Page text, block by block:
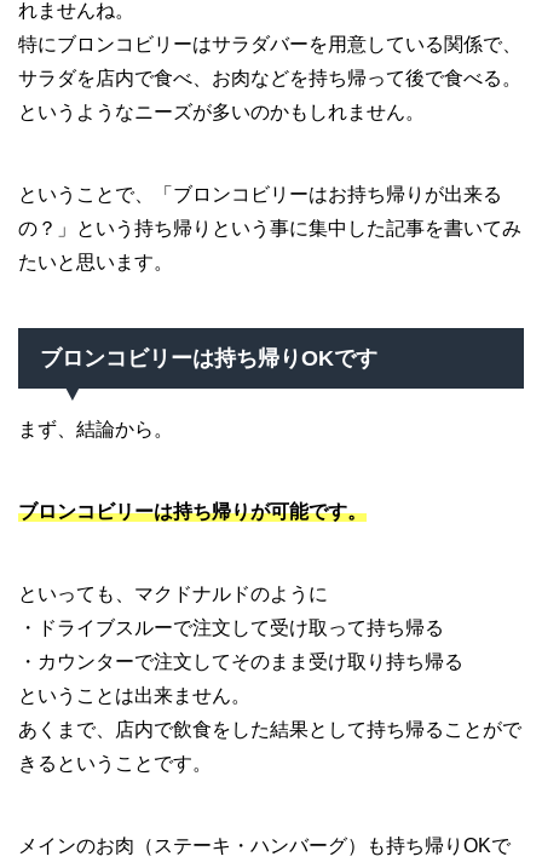
れませんね。
特にブロンコビリーはサラダバーを用意している関係で、
サラダを店内で食べ、お肉などを持ち帰って後で食べる。
というようなニーズが多いのかもしれません。
ということで、「ブロンコビリーはお持ち帰りが出来る
の？」という持ち帰りという事に集中した記事を書いてみ
たいと思います。
ブロンコビリーは持ち帰りOKです
まず、結論から。
ブロンコビリーは持ち帰りが可能です。
といっても、マクドナルドのように
・ドライブスルーで注文して受け取って持ち帰る
・カウンターで注文してそのまま受け取り持ち帰る
ということは出来ません。
あくまで、店内で飲食をした結果として持ち帰ることがで
きるということです。
メインのお肉（ステーキ・ハンバーグ）も持ち帰りOKで